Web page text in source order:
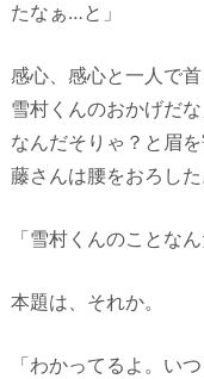
たなぁ…と」
感心、感心と一人で
雪村くんのおかげだな
なんだそりゃ？と眉
藤さんは腰をおろした
「雪村くんのことな
本題は、それか。
「わかってるよ。い